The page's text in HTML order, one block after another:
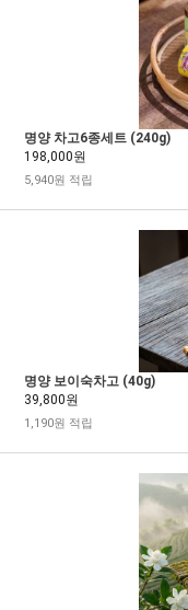
명양 차고6종세트 (240g)
198,000원
5,940원 적립
명양 보이숙차고 (40g)
39,800원
1,190원 적립